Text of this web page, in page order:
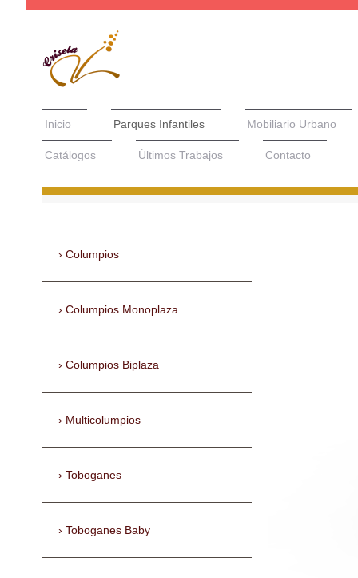
Inicio Parques Infantiles Mobiliario Urbano
Catálogos Últimos Trabajos Contacto
Columpios
Columpios Monoplaza
Columpios Biplaza
Multicolumpios
Toboganes
Toboganes Baby